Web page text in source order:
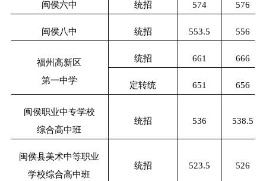
闽侯六中 统招 574 576
闽侯八中 统招 553.5 556
福州高新区
第一中学
统招 661 666
定转统 651 656
闽侯职业中专学校
综合高中班
统招 536 538.5
闽侯县美术中等职业
学校综合高中班
统招 523.5 526